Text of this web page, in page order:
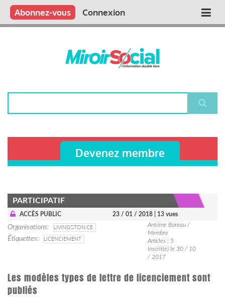
Aller
contenu
Main
Qui sommes nous ?
Vous publiez
Nous publions
Contactez-nous
Abonnez-vous Connexion
Devenez membre
PARTICIPATIF
ACCÈS PUBLIC 23 / 01 / 2018 | 13 vues
Organisations
LIVINGSTON CE
Étiquettes
LICENCIEMENT
Antoine Bureau /
Membre
Articles : 5
Inscrit(e) le 30 / 10
/ 2017
Les modèles types de lettre de licenciement sont
publiés